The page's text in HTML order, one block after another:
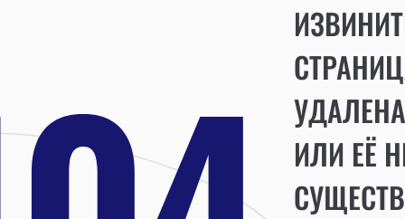
УДАЛЕНА
ИЛИ ЕЁ